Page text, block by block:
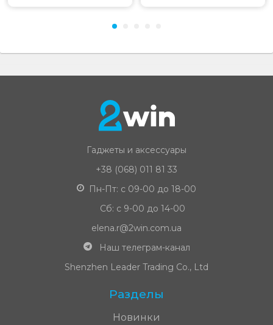
Гаджеты и аксессуары
+38 (068) 011 81 33
Пн-Пт: с 09-00 до 18-00
Сб: с 9-00 до 14-00
elena.r@2win.com.ua
Наш телеграм-канал
Shenzhen Leader Trading Co., Ltd
Разделы
Новинки